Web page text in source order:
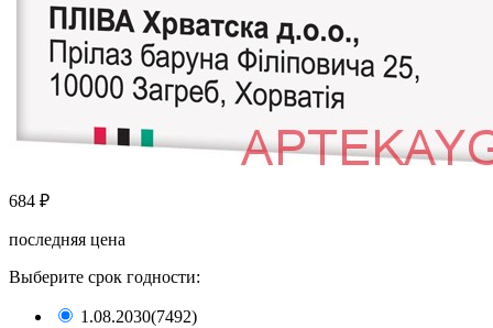
684 ₽
последняя цена
Выберите срок годности:
1.08.2030(7492)